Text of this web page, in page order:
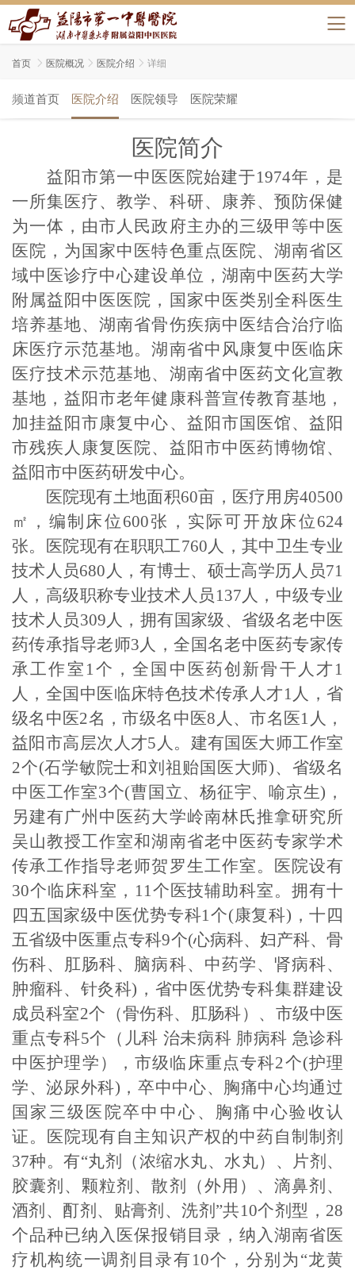
首页  医院概况  医院介绍  详细
频道首页 医院介绍 医院领导 医院荣耀
医院简介
益阳市第一中医医院始建于1974年，是
一所集医疗、教学、科研、康养、预防保健
为一体，由市人民政府主办的三级甲等中医
医院，为国家中医特色重点医院、湖南省区
域中医诊疗中心建设单位，湖南中医药大学
附属益阳中医医院，国家中医类别全科医生
培养基地、湖南省骨伤疾病中医结合治疗临
床医疗示范基地。湖南省中风康复中医临床
医疗技术示范基地、湖南省中医药文化宣教
基地，益阳市老年健康科普宣传教育基地，
加挂益阳市康复中心、益阳市国医馆、益阳
市残疾人康复医院、益阳市中医药博物馆、
益阳市中医药研发中心。
医院现有土地面积60亩，医疗用房40500
㎡ ，编制床位 600张，实际可开放床位624
张。医院现有在职职工760人，其中卫生专业
技术人员680人，有博士、硕士高学历人员71
人，高级职称专业技术人员137人，中级专业
技术人员309人，拥有国家级、省级名老中医
药传承指导老师3人，全国名老中医药专家传
承工作室1个，全国中医药创新骨干人才1
人，全国中医临床特色技术传承人才1人，省
级名中医2名，市级名中医8人、市名医1人，
益阳市高层次人才5人。建有国医大师工作室
2个(石学敏院士和刘祖贻国医大师)、省级名
中医工作室3个(曹国立、杨征宇、喻京生)，
另建有广州中医药大学岭南林氏推拿研究所
吴山教授工作室和湖南省老中医药专家学术
传承工作指导老师贺罗生工作室。医院设有
30个临床科室，11个医技辅助科室。拥有十
四五国家级中医优势专科1个(康复科)，十四
五省级中医重点专科9个(心病科、妇产科、骨
伤科、肛肠科、脑病科、中药学、肾病科、
肿瘤科、针灸科)，省中医优势专科集群建设
成员科室2个（骨伤科、肛肠科）、市级中医
重点专科5个（儿科 治未病科 肺病科 急诊科
中医护理学），市级临床重点专科2个(护理
学、泌尿外科)，卒中中心、胸痛中心均通过
国家三级医院卒中中心、胸痛中心验收认
证。医院现有自主知识产权的中药自制制剂
37种。有“丸剂（浓缩水丸、水丸）、片剂、
胶囊剂、颗粒剂、散剂（外用）、滴鼻剂、
酒剂、酊剂、贴膏剂、洗剂”共10个剂型，28
个品种已纳入医保报销目录，纳入湖南省医
疗机构统一调剂目录有10个，分别为“龙黄